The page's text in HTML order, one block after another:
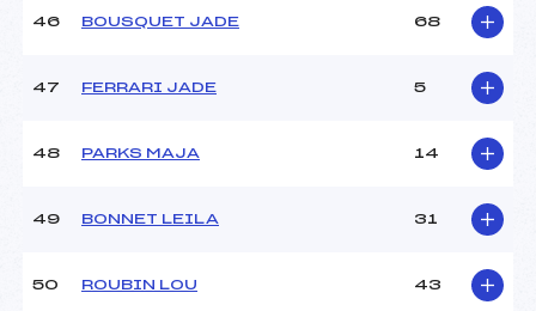
46 BOUSQUET JADE 68
47 FERRARI JADE 5
48 PARKS MAJA 14
49 BONNET LEILA 31
50 ROUBIN LOU 43